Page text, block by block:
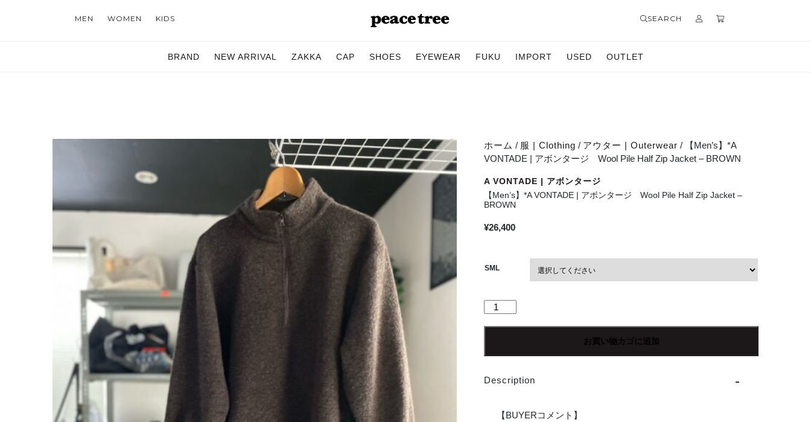
MEN WOMEN KIDS SEARCH
BRAND NEW ARRIVAL ZAKKA CAP SHOES EYEWEAR FUKU IMPORT USED OUTLET
ホーム / 服 | Clothing / アウター | Outerwear / 【Men’s】*A
VONTADE | アボンタージ Wool Pile Half Zip Jacket – BROWN
A VONTADE | アボンタージ
【Men’s】*A VONTADE | アボンタージ Wool Pile Half Zip Jacket –
BROWN
¥26,400
SML
【Men's】
ア
ン
お買い物カゴに追加
Description
【BUYERコメント】